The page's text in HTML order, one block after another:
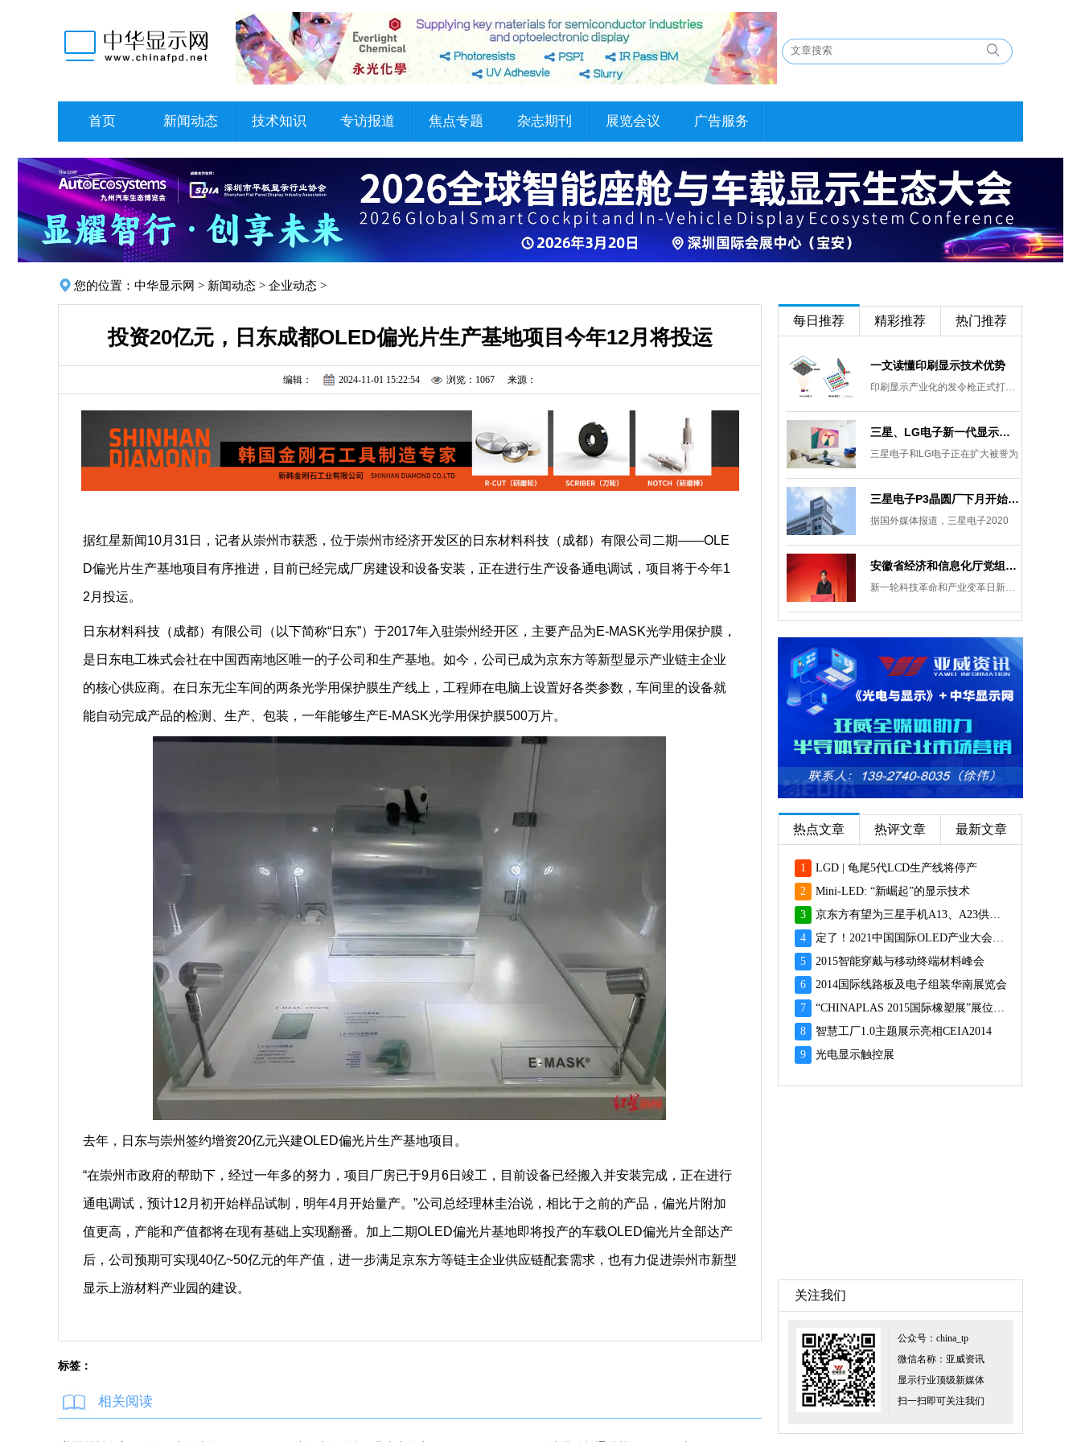
首页 新闻动态 技术知识 专访报道 焦点专题 杂志期刊 展览会议 广告服务
您的位置： 中华显示网 > 新闻动态 > 企业动态 >
投资20亿元，日东成都OLED偏光片生产基地项目今年12月将投运
编辑： 2024-11-01 15:22:54 浏览：1067 来源：
据红星新闻10月31日，记者从崇州市获悉，位于崇州市经济开发区的日东材料科技（成都）有限公司二期——OLE
D偏光片生产基地项目有序推进，目前已经完成厂房建设和设备安装，正在进行生产设备通电调试，项目将于今年1
2月投运。
日东材料科技（成都）有限公司（以下简称“日东”）于2017年入驻崇州经开区，主要产品为E-MASK光学用保护膜，
是日东电工株式会社在中国西南地区唯一的子公司和生产基地。如今，公司已成为京东方等新型显示产业链主企业
的核心供应商。在日东无尘车间的两条光学用保护膜生产线上，工程师在电脑上设置好各类参数，车间里的设备就
能自动完成产品的检测、生产、包装，一年能够生产E-MASK光学用保护膜500万片。
去年，日东与崇州签约增资20亿元兴建OLED偏光片生产基地项目。
“在崇州市政府的帮助下，经过一年多的努力，项目厂房已于9月6日竣工，目前设备已经搬入并安装完成，正在进行
通电调试，预计12月初开始样品试制，明年4月开始量产。”公司总经理林圭治说，相比于之前的产品，偏光片附加
值更高，产能和产值都将在现有基础上实现翻番。加上二期OLED偏光片基地即将投产的车载OLED偏光片全部达产
后，公司预期可实现40亿~50亿元的年产值，进一步满足京东方等链主企业供应链配套需求，也有力促进崇州市新型
显示上游材料产业园的建设。
标签：
相关阅读
每日推荐 精彩推荐 热门推荐
一文读懂印刷显示技术优势
印刷显示产业化的发令枪正式打响。
三星、LG电子新一代显示发展目标：集中扩大Micro LED 应用产品线
三星电子和LG电子正在扩大被誉为
三星电子P3晶圆厂下月开始安装设备，计划下半年建成
据国外媒体报道，三星电子2020
安徽省经济和信息化厅党组成员、副厅长柯文斌：掌握显示技术发展主动权 打造新型显示产业制造集群
新一轮科技革命和产业变革日新月异
热点文章 热评文章 最新文章
1
LGD | 龟尾5代LCD生产线将停产
2
Mini-LED: “新崛起”的显示技术
3
京东方有望为三星手机A13、A23供应面板
4
定了！2021中国国际OLED产业大会12月重磅启幕
5
2015智能穿戴与移动终端材料峰会
6
2014国际线路板及电子组装华南展览会
7
“CHINAPLAS 2015国际橡塑展”展位预订火爆 彰显橡塑业乐观前景
8
智慧工厂1.0主题展示亮相CEIA2014
9
光电显示触控展
关注我们
公众号：china_tp
微信名称：亚威资讯
显示行业顶级新媒体
扫一扫即可关注我们